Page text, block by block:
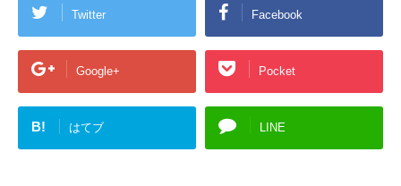
Twitter Facebook
Google+ Pocket
B! はてブ LINE